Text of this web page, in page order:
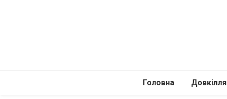
Головна Довкілля